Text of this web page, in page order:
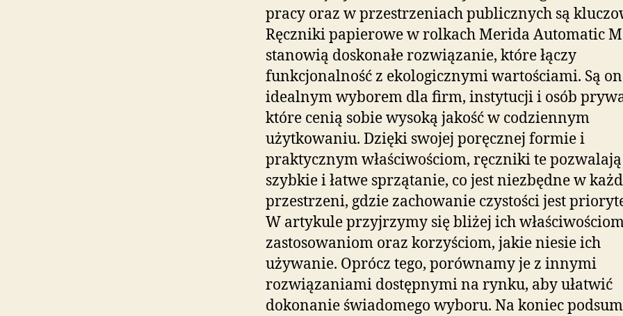
pracy oraz w przestrzeniach publicznych są
Ręczniki papierowe w rolkach Merida Automatic
stanowią doskonałe rozwiązanie, które łączy
funkcjonalność z ekologicznymi wartościami. Są
idealnym wyborem dla firm, instytucji i osób
które cenią sobie wysoką jakość w codziennym
użytkowaniu. Dzięki swojej poręcznej formie i
praktycznym właściwościom, ręczniki te
szybkie i łatwe sprzątanie, co jest niezbędne w
przestrzeni, gdzie zachowanie czystości jest
W artykule przyjrzymy się bliżej ich
zastosowaniom oraz korzyściom, jakie niesie ich
używanie. Oprócz tego, porównamy je z innymi
rozwiązaniami dostępnymi na rynku, aby ułatwić
dokonanie świadomego wyboru. Na koniec